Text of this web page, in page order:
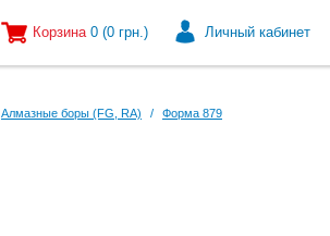
Корзина 0 (0 грн.) Личный кабинет
Алмазные боры (FG, RA) / Форма 879